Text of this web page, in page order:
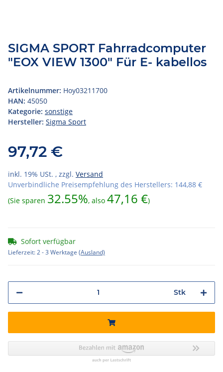
SIGMA SPORT Fahrradcomputer
"EOX VIEW 1300" Für E- kabellos
Artikelnummer: Hoy03211700
HAN: 45050
Kategorie: sonstige
Hersteller: Sigma Sport
97,72 €
inkl. 19% USt. , zzgl. Versand
Unverbindliche Preisempfehlung des Herstellers: 144,88 €
(Sie sparen 32.55%, also 47,16 €)
Sofort verfügbar
Lieferzeit:2 - 3 Werktage (Ausland)
Stk